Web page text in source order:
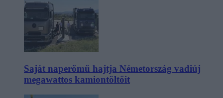
Saját naperőmű hajtja Németország vadiúj
megawattos kamiontöltőit